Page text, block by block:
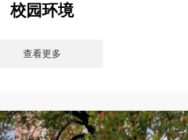
校园环境
查看更多